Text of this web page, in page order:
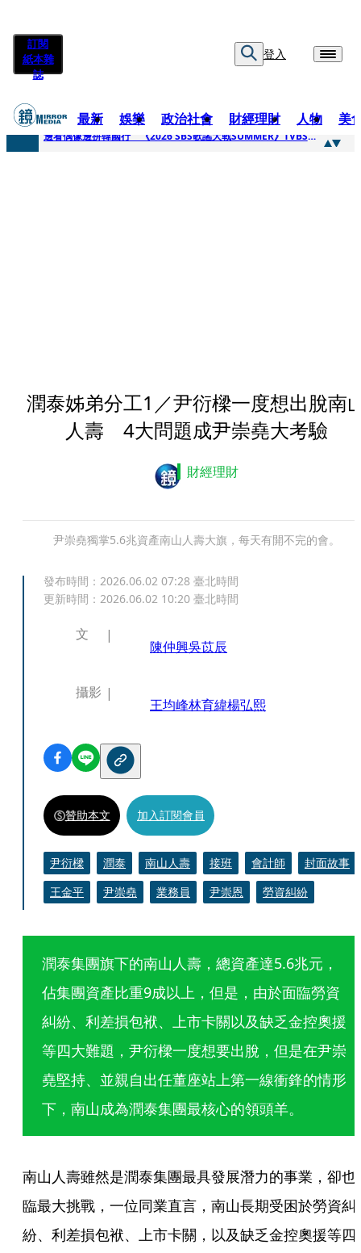
訂閱
紙本雜
誌
登入
最新 娛樂 政治社會 財經理財 人物 美
快訊
邊看偶像邊拚韓國行 《2026 SBS歌謠大戰SUMMER》TVBS直播祭追星福利
潤泰姊弟分工1／尹衍樑一度想出脫南
人壽 4大問題成尹崇堯大考驗
財經理財
尹崇堯獨掌5.6兆資產南山人壽大旗，每天有開不完的會。
發布時間： 2026.06.02 07:28 臺北時間
更新時間： 2026.06.02 10:20 臺北時間
文
陳仲興吳苡辰
攝影
王均峰林育緯楊弘熙
贊助本文 加入訂閱會員
尹衍樑 潤泰 南山人壽 接班 會計師
封面故事
王金平
尹崇堯 業務員 尹崇恩 勞資糾紛
潤泰集團旗下的南山人壽，總資產達5.6兆元，
佔集團資產比重9成以上，但是，由於面臨勞資
糾紛、利差損包袱、上市卡關以及缺乏金控奧援
等四大難題，尹衍樑一度想要出脫，但是在尹崇
堯堅持、並親自出任董座站上第一線衝鋒的情形
下，南山成為潤泰集團最核心的領頭羊。
南山人壽雖然是潤泰集團最具發展潛力的事業，卻也
臨最大挑戰，一位同業直言，南山長期受困於勞資糾
紛、利差損包袱、上市卡關，以及缺乏金控奧援等四